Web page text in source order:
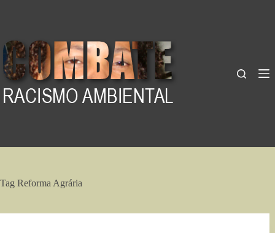
Tag Reforma Agrária